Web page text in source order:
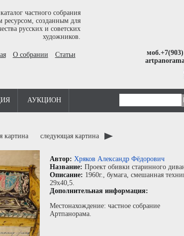
частного собрания
созданным для
русских и советских
художников.
О собрании Статьи
АУКЦИОН
картина следующая картина
Автор: Хряков Александр Фёдорович
Название: Проект обивки старинного
Описание: 1960г., бумага, смешанная
29x40,5.
Дополнительная информация:
Местонахождение: частное собрание
Артпанорама.